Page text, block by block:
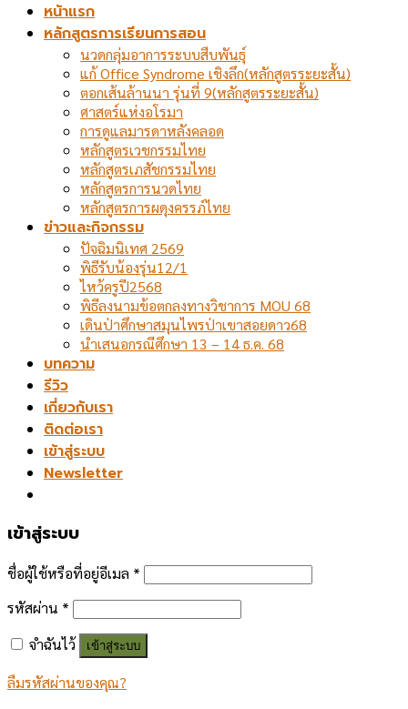
หน้าแรก
หลักสูตรการเรียนการสอน
นวดกลุ่มอาการระบบสืบพันธุ์
แก้ Office Syndrome เชิงลึก(หลักสูตรระยะสั้น)
ตอกเส้นล้านนา รุ่นที่ 9(หลักสูตรระยะสั้น)
ศาสตร์แห่งอโรมา
การดูแลมารดาหลังคลอด
หลักสูตรเวชกรรมไทย
หลักสูตรเภสัชกรรมไทย
หลักสูตรการนวดไทย
หลักสูตรการผดุงครรภ์ไทย
ข่าวและกิจกรรม
ปัจฉิมนิเทศ 2569
พิธีรับน้องรุ่น12/1
ไหว้ครูปี2568
พิธีลงนามข้อตกลงทางวิชาการ MOU 68
เดินป่าศึกษาสมุนไพรป่าเขาสอยดาว68
นำเสนอกรณีศึกษา 13 – 14 ธ.ค. 68
บทความ
รีวิว
เกี่ยวกับเรา
ติดต่อเรา
เข้าสู่ระบบ
Newsletter
เข้าสู่ระบบ
ชื่อผู้ใช้หรือที่อยู่อีเมล *
รหัสผ่าน *
จำฉันไว้
เข้าสู่ระบบ
ลืมรหัสผ่านของคุณ?